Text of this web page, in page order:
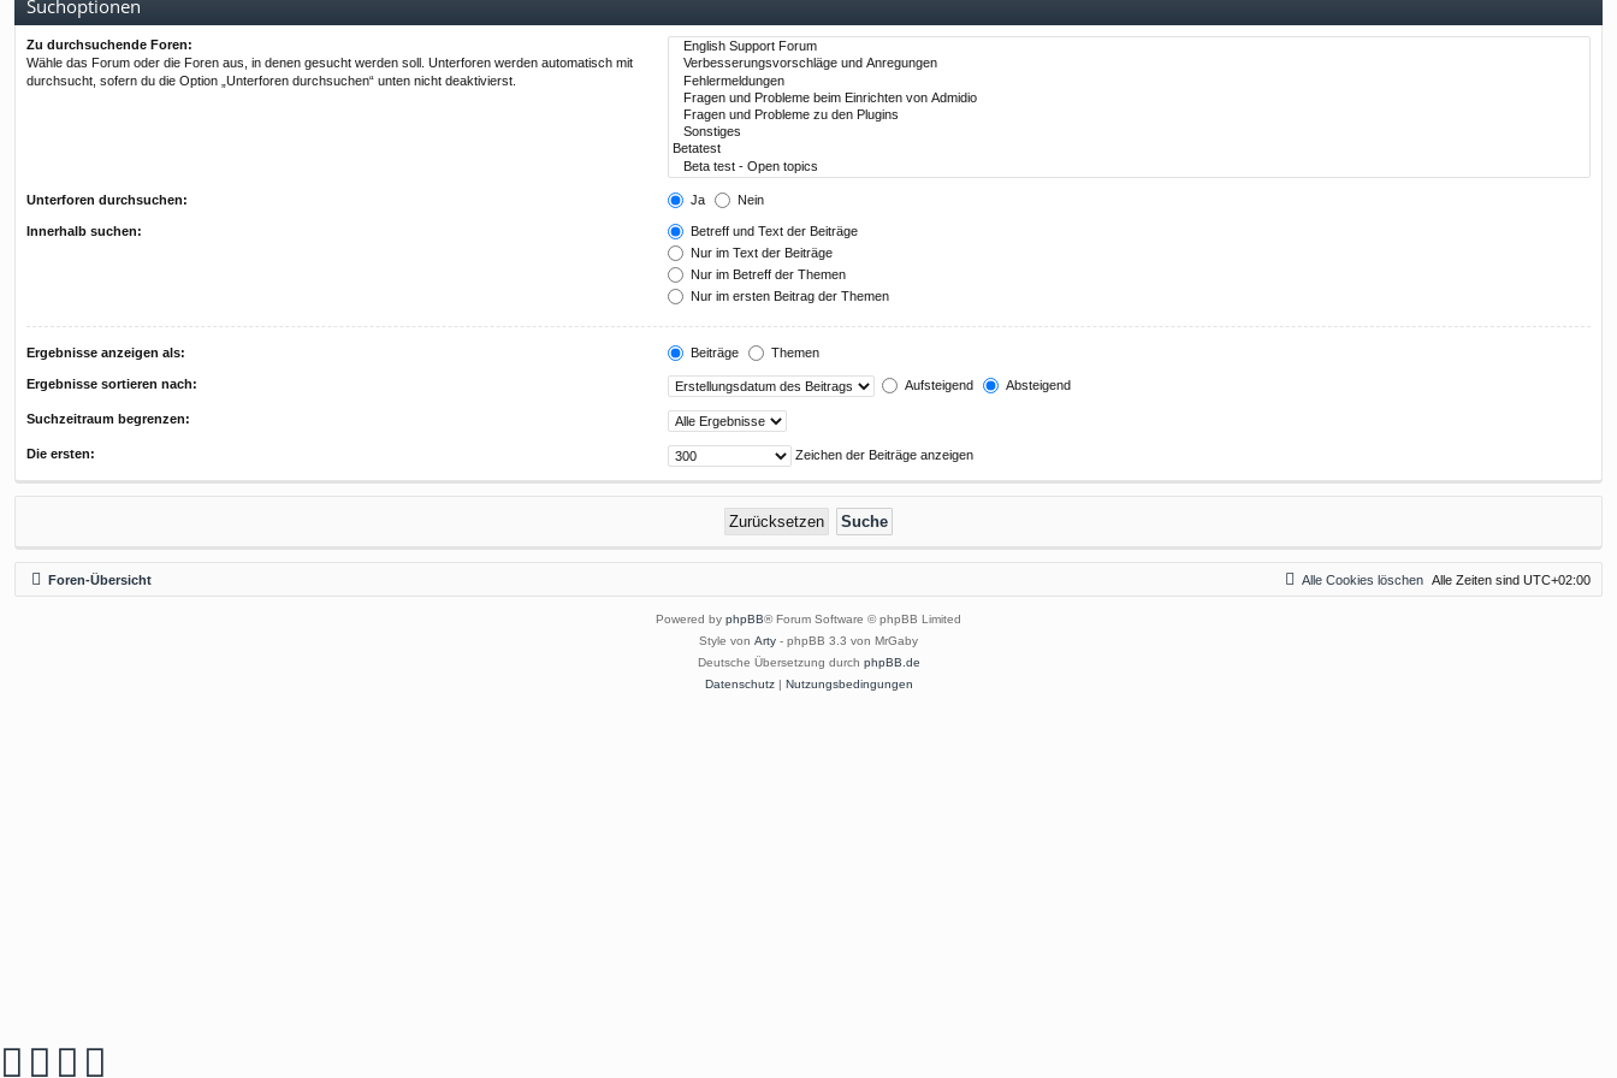
Suchoptionen
Zu durchsuchende Foren:
Wähle das Forum oder die Foren aus, in denen gesucht werden soll. Unterforen werden automatisch mit
durchsucht, sofern du die Option „Unterforen durchsuchen“ unten nicht deaktivierst.
Unterforen durchsuchen: Ja Nein
Innerhalb suchen:
Betreff und Text der Beiträge
Nur im Text der Beiträge
Nur im Betreff der Themen
Nur im ersten Beitrag der Themen
Ergebnisse anzeigen als: Beiträge Themen
Ergebnisse sortieren nach: Aufsteigend Absteigend
Suchzeitraum begrenzen:
Die ersten: Zeichen der Beiträge anzeigen
Foren-Übersicht Alle Zeiten sind UTC+02:00
Alle Cookies löschen
Powered by phpBB® Forum Software © phpBB Limited
Style von Arty - phpBB 3.3 von MrGaby
Deutsche Übersetzung durch phpBB.de
Datenschutz| Nutzungsbedingungen